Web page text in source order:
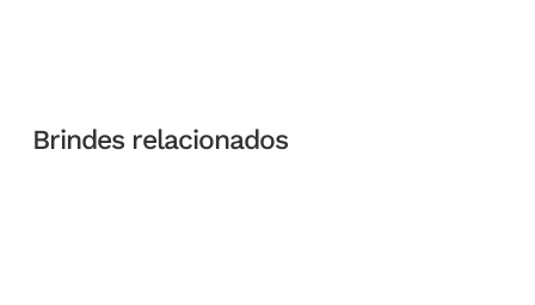
Brindes relacionados